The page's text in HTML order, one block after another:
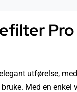
Pro
utførelse,
Med en enkel